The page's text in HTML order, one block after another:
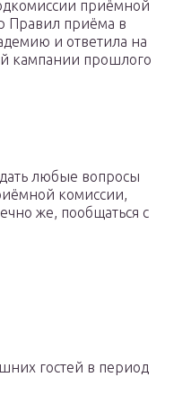
приёмной
Правил приёма в
и ответила на
кампании прошлого
любые вопросы
комиссии,
же, пообщаться с
гостей в период